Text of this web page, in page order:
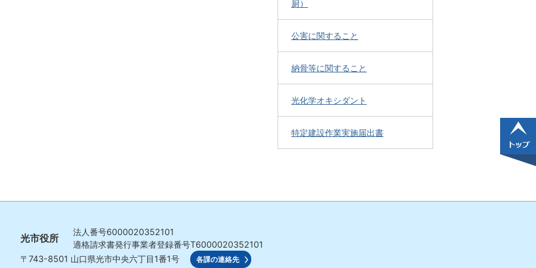
厨）
公害に関すること
納骨等に関すること
光化学オキシダント
特定建設作業実施届出書
光市役所
法人番号6000020352101
適格請求書発行事業者登録番号T6000020352101
〒743-8501 山口県光市中央六丁目1番1号 各課の連絡先